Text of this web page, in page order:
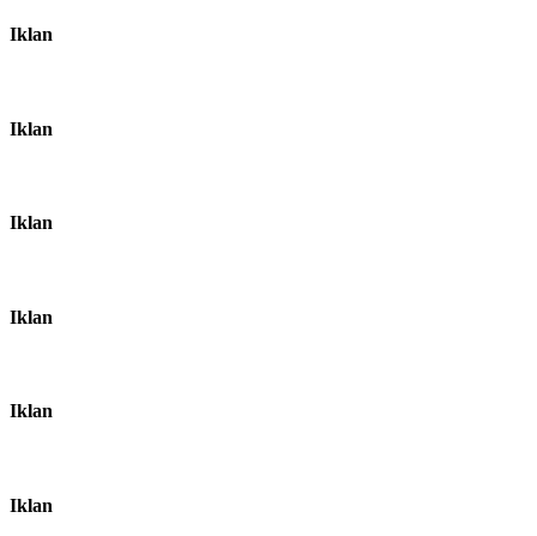
Iklan
Iklan
Iklan
Iklan
Iklan
Iklan